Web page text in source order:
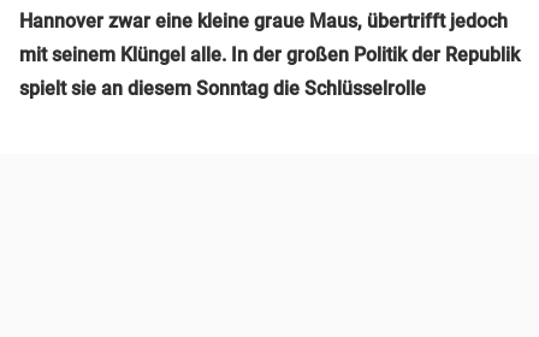
Hannover zwar eine kleine graue Maus, übertrifft jedoch
mit seinem Klüngel alle. In der großen Politik der Republik
spielt sie an diesem Sonntag die Schlüsselrolle